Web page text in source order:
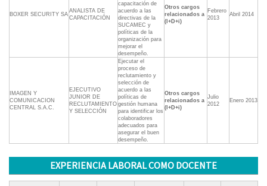
BOXER SECURITY SA
ANALISTA DE
CAPACITACIÓN
capacitación de
acuerdo a las
directivas de la
SUCAMEC y
políticas de la
organización para
mejorar el
desempeño.
Otros cargos
relacionados a
(I+D+i)
Febrero
2013
Abril 2014
IMAGEN Y
COMUNICACION
CENTRAL S.A.C.
EJECUTIVO
JUNIOR DE
RECLUTAMIENTO
Y SELECCIÓN
Ejecutar el
proceso de
reclutamiento y
selección de
acuerdo a las
políticas de
gestión humana
para identificar los
colaboradores
adecuados para
asegurar el buen
desempeño.
Otros cargos
relacionados a
(I+D+i)
Julio
2012
Enero 2013
EXPERIENCIA LABORAL COMO DOCENTE